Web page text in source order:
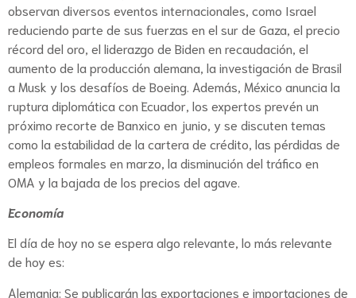
observan diversos eventos internacionales, como Israel
reduciendo parte de sus fuerzas en el sur de Gaza, el precio
récord del oro, el liderazgo de Biden en recaudación, el
aumento de la producción alemana, la investigación de Brasil
a Musk y los desafíos de Boeing. Además, México anuncia la
ruptura diplomática con Ecuador, los expertos prevén un
próximo recorte de Banxico en junio, y se discuten temas
como la estabilidad de la cartera de crédito, las pérdidas de
empleos formales en marzo, la disminución del tráfico en
OMA y la bajada de los precios del agave.
Economía
El día de hoy no se espera algo relevante, lo más relevante
de hoy es:
Alemania: Se publicarán las exportaciones e importaciones de